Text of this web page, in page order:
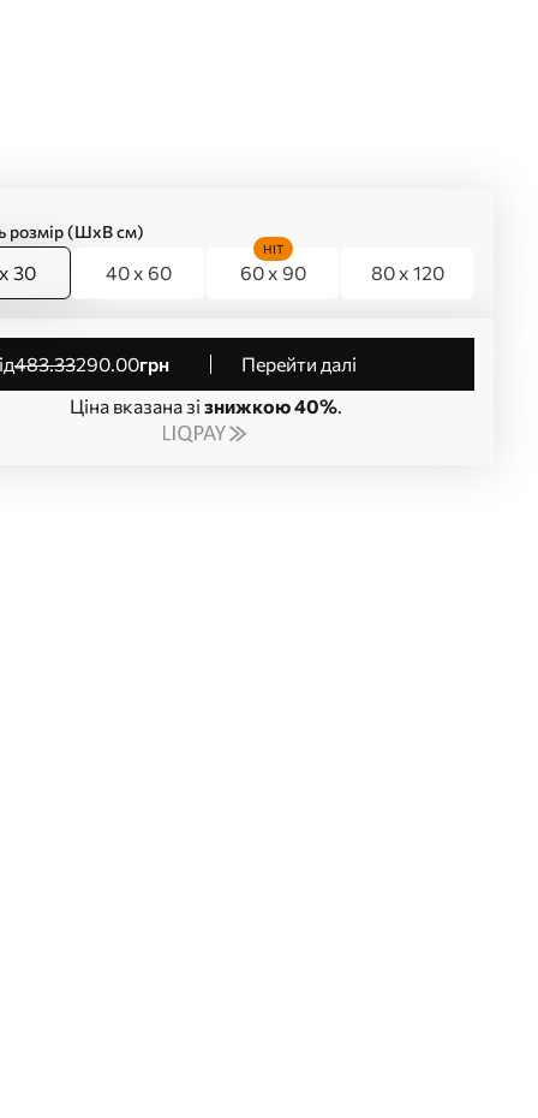
розмір (ШхВ см)
30 40 x 60 60 x 90
HIT
80 x 120
від483.33290.00грн
Перейти далі
Ціна вказана зі знижкою 40%.